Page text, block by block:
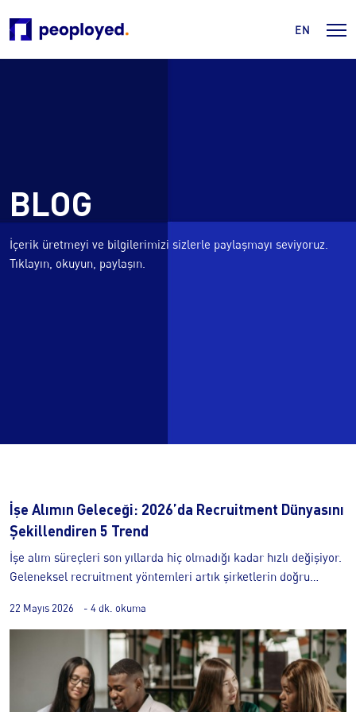
EN
BLOG
İçerik üretmeyi ve bilgilerimizi sizlerle paylaşmayı seviyoruz.
Tıklayın, okuyun, paylaşın.
İşe Alımın Geleceği: 2026’da Recruitment Dünyasını
Şekillendiren 5 Trend
İşe alım süreçleri son yıllarda hiç olmadığı kadar hızlı değişiyor.
Geleneksel recruitment yöntemleri artık şirketlerin doğru
Teknolojinin gelişmesi, aday beklentilerinin değişmesi ve
rekabetin artmasıyla birlikte şirketler işe alım süreçlerini
yeniden şekillendirmek zorunda kalıyor. 2026 itibarıyla
recruitment dünyasında yalnızca pozisyon doldurmak değil;
doğru yeteneği doğru deneyimle şirkete kazandırmak önem
22 Mayıs 2026 - 4 dk. okuma